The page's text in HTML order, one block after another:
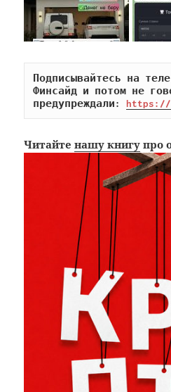
Подписывайтесь на
Финсайд и потом не
предупреждали: https://
Читайтенашу книгу про